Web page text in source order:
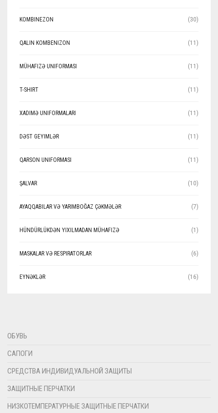
KOMBINEZON (30)
QALIN KOMBENIZON (11)
MÜHAFIZƏ UNIFORMASI (11)
T-SHIRT (11)
XADIMƏ UNIFORMALARI (11)
DƏST GEYIMLƏR (11)
QARSON UNIFORMASI (11)
ŞALVAR (10)
AYAQQABILAR VƏ YARIMBOĞAZ ÇƏKMƏLƏR (7)
HÜNDÜRLÜKDƏN YIXILMADAN MÜHAFIZƏ (1)
MASKALAR VƏ RESPIRATORLAR (6)
EYNƏKLƏR (16)
ОБУВЬ
САПОГИ
СРЕДСТВА ИНДИВИДУАЛЬНОЙ ЗАЩИТЫ
ЗАЩИТНЫЕ ПЕРЧАТКИ
НИЗКОТЕМПЕРАТУРНЫЕ ЗАЩИТНЫЕ ПЕРЧАТКИ